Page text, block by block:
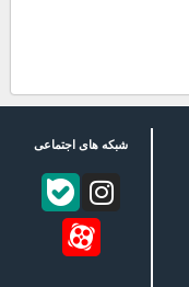
شبکه های اجتماعی